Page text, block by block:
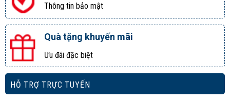
Thông tin bảo mật
Quà tặng khuyến mãi
Ưu đãi đặc biệt
HỖ TRỢ TRỰC TUYẾN